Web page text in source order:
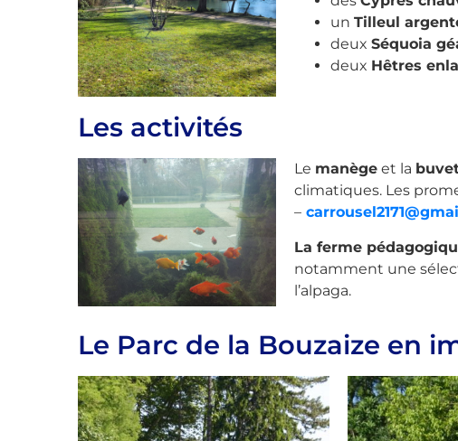
unTilleul
deuxSéquoia
deux Hêtres
Les activités
Le manègeet la
climatiques. Les
–
La ferme
notamment une
l’alpaga.
Le Parc de la Bouzaize en